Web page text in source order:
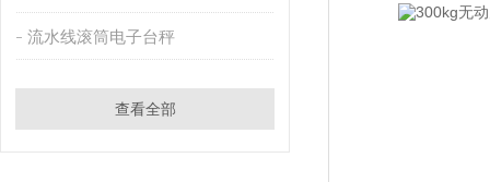
流水线滚筒电子台秤
查看全部